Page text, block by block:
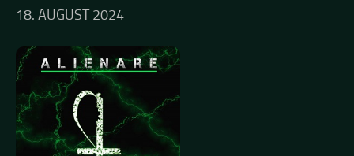
18. AUGUST 2024